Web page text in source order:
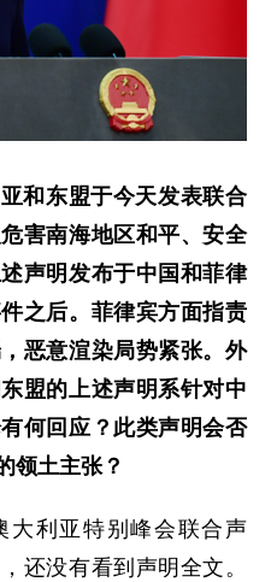
和东盟于今天发表联合
害南海地区和平、安全
声明发布于中国和菲律
之后。菲律宾方面指责
恶意渲染局势紧张。外
盟的上述声明系针对中
何回应？此类声明会否
领土主张？
大利亚特别峰会联合声
还没有看到声明全文。